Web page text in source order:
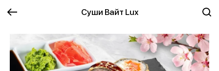
Суши Вайт Lux